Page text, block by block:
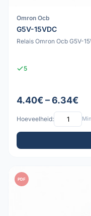
Omron Ocb
G5V-15VDC
Relais Omron Ocb G5V-
5
4.40€ – 6.34€
Hoeveelheid:
PDF